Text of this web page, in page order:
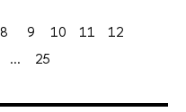
8 9 10 11
12
... 25